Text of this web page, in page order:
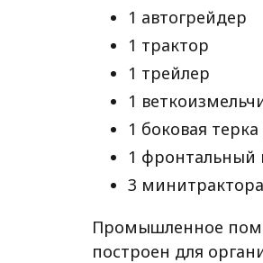
1 автогрейдер
1 трактор
1 трейлер
1
1 боковая
1 фронтальный
3
Промышленное
построен для